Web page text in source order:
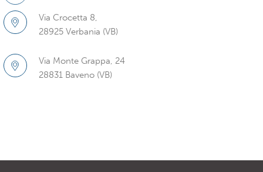
Via Crocetta 8,
28925 Verbania (VB)
Via Monte Grappa, 24
28831 Baveno (VB)